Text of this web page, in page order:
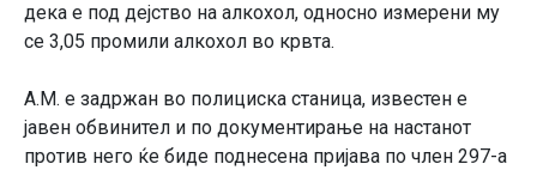
дека е под дејство на алкохол, односно измерени му
се 3,05 промили алкохол во крвта.
А.М. е задржан во полициска станица, известен е
јавен обвинител и по документирање на настанот
против него ќе биде поднесена пријава по член 297-а